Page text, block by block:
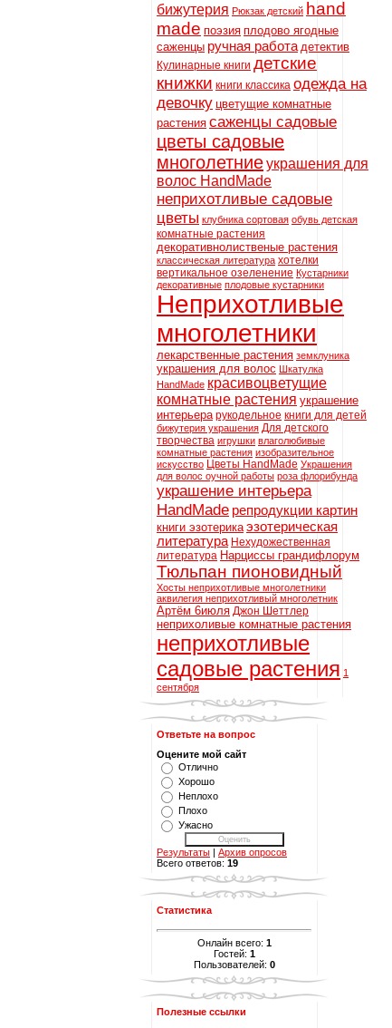
бижутерия Рюкзак детский hand
made поэзия плодово ягодные
саженцы ручная работа детектив
Кулинарные книги детские
книжки книги классика одежда на
девочку цветущие комнатные
растения саженцы садовые
цветы садовые
многолетниеукрашения для
волос HandMade
неприхотливые садовые
цветы клубника сортовая обувь детская
комнатные растения
декоративнолиственые растения
классическая литература хотелки
вертикальное озеленение Кустарники
декоративные плодовые кустарники
Неприхотливые
многолетники
лекарственные растения земклуника
украшения для волос Шкатулка
HandMade красивоцветущие
комнатные растения украшение
интерьера рукодельное книги для детей
бижутерия украшения Для детского
творчества игрушки влаголюбивые
комнатные растения изобразительное
искусство Цветы HandMade Украшения
для волос оучной работы роза флорибунда
украшение интерьера
HandMade репродукции картин
книги эзотерика эзотерическая
литература Нехудожественная
литература Нарциссы грандифлорум
Тюльпан пионовидный
Хосты неприхотливые многолетники
аквилегия неприхотливый многолетник
Артём 6июля Джон Шеттлер
неприхоливые комнатные растения
неприхотливые
садовые растения 1
сентября
Ответьте на вопрос
Оцените мой сайт
Отлично
Хорошо
Неплохо
Плохо
Ужасно
Результаты | Архив опросов
Всего ответов: 19
Статистика
Онлайн всего: 1
Гостей: 1
Пользователей: 0
Полезные ссылки